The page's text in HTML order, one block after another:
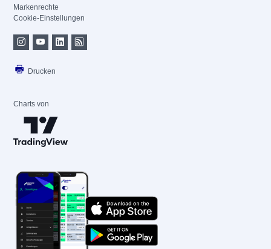
Markenrechte
Cookie-Einstellungen
Drucken
Charts von